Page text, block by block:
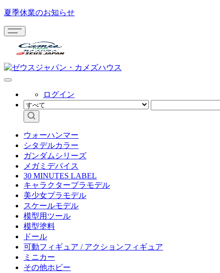
夏季休業のお知らせ
ログイン
ウォーハンマー
シタデルカラー
ガンダムシリーズ
メガミデバイス
30 MINUTES LABEL
キャラクタープラモデル
美少女プラモデル
スケールモデル
模型用ツール
模型塗料
ドール
可動フィギュア / アクションフィギュア
ミニカー
その他ホビー